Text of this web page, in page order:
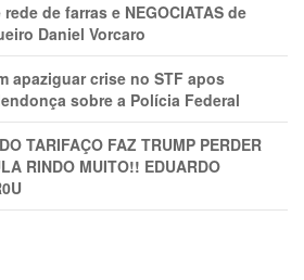
de farras e NEGOCIATAS de
Daniel Vorcaro
apaziguar crise no STF apos
sobre a Polícia Federal
TARIFAÇO FAZ TRUMP PERDER
RINDO MUITO!! EDUARDO